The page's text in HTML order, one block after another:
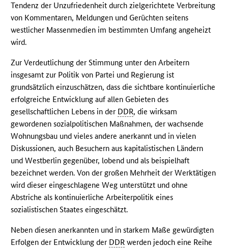
Tendenz der Unzufriedenheit durch zielgerichtete Verbreitung
von Kommentaren, Meldungen und Gerüchten seitens
westlicher Massenmedien im bestimmten Umfang angeheizt
wird.
Zur Verdeutlichung der Stimmung unter den Arbeitern
insgesamt zur Politik von Partei und Regierung ist
grundsätzlich einzuschätzen, dass die sichtbare kontinuierliche
erfolgreiche Entwicklung auf allen Gebieten des
gesellschaftlichen Lebens in der DDR, die wirksam
gewordenen sozialpolitischen Maßnahmen, der wachsende
Wohnungsbau und vieles andere anerkannt und in vielen
Diskussionen, auch Besuchern aus kapitalistischen Ländern
und Westberlin gegenüber, lobend und als beispielhaft
bezeichnet werden. Von der großen Mehrheit der Werktätigen
wird dieser eingeschlagene Weg unterstützt und ohne
Abstriche als kontinuierliche Arbeiterpolitik eines
sozialistischen Staates eingeschätzt.
Neben diesen anerkannten und in starkem Maße gewürdigten
Erfolgen der Entwicklung der DDR werden jedoch eine Reihe